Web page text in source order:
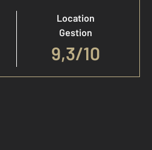
Location
Gestion
9,3/10